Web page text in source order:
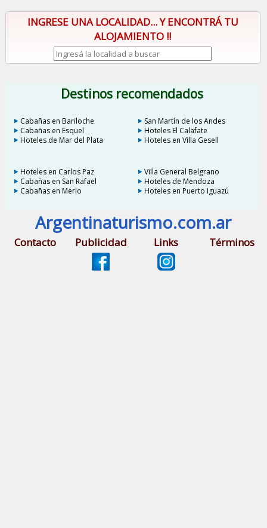
INGRESE UNA LOCALIDAD... Y ENCONTRÁ TU
ALOJAMIENTO !!
Destinos recomendados
Cabañas en Bariloche
San Martín de los Andes
Cabañas en Esquel
Hoteles El Calafate
Hoteles de Mar del Plata
Hoteles en Villa Gesell
Hoteles en Carlos Paz
Villa General Belgrano
Cabañas en San Rafael
Hoteles de Mendoza
Cabañas en Merlo
Hoteles en Puerto Iguazú
Argentinaturismo.com.ar
Contacto Publicidad Links Términos